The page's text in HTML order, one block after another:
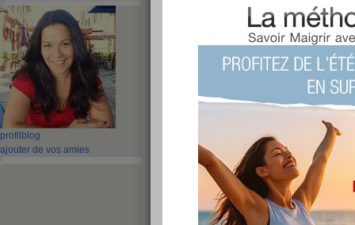
profil blog
ajouter de vos amies
>
> Konjac :
Blog de
Konjac : qui
sa cuisine ?
publié le 25/11/2008 à 10:46